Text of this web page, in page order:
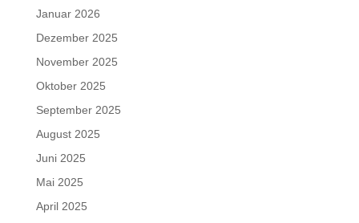
Januar 2026
Dezember 2025
November 2025
Oktober 2025
September 2025
August 2025
Juni 2025
Mai 2025
April 2025